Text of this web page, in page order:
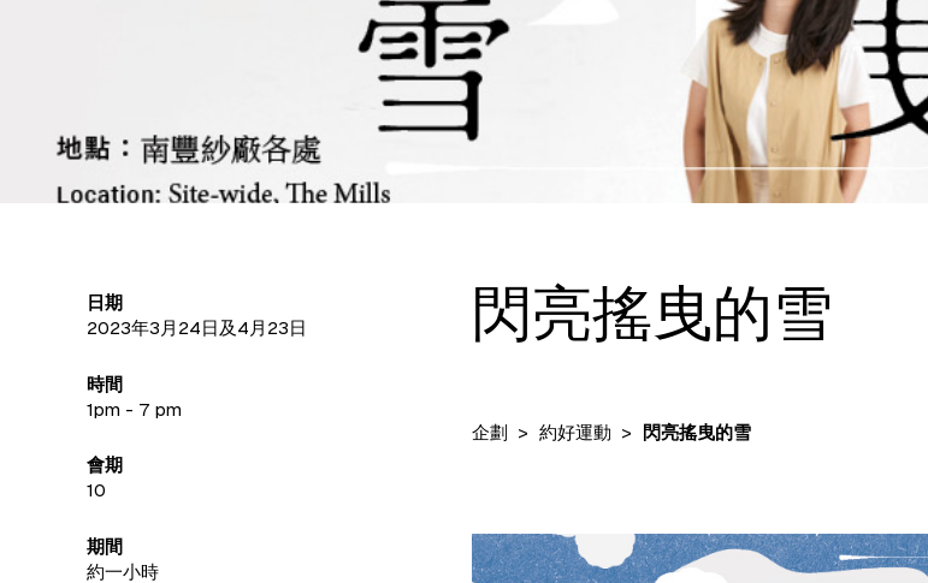
閃亮搖曳的雪
企劃 約好運動 閃亮搖曳的雪
日期
2023年3月24日及4月23日
時間
1pm - 7 pm
會期
10
期間
約一小時